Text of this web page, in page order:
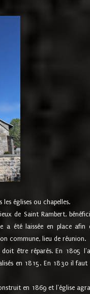
églises ou chapelles.
de Saint Rambert,
a été laissée en place
commune, lieu de réunion.
être réparés. En 1805
en 1815. En 1830 il
en 1869 et l'église